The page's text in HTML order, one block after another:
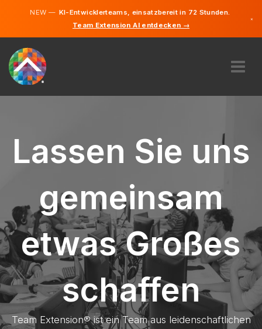
NEW —KI-Entwicklerteams, einsatzbereit in 72 Stunden.
Team Extension AI entdecken →
×
KARRIERE
FINDEN
LUXEMBURG
DE
STARTEN SIE JETZT
Englisch
Lassen Sie uns
gemeinsam
etwas Großes
schaffen
Team Extension® ist ein Team aus leidenschaftlichen